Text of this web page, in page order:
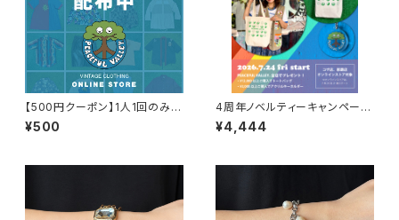
【500円クーポン】1人1回のみご
利用可能！
¥500
4周年ノベルティーキャンペーン
開催中！
¥4,444